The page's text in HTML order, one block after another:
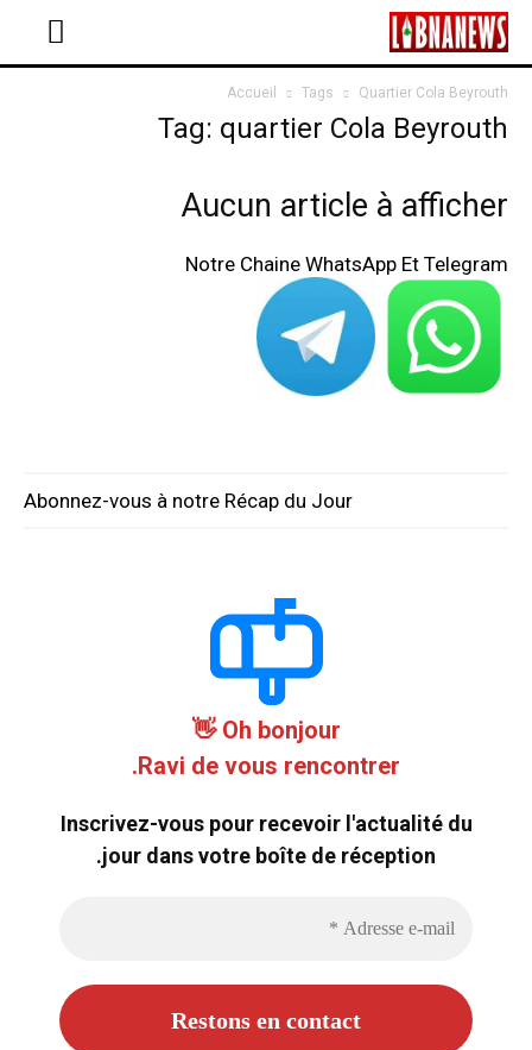
Accueil Tags Quartier Cola Beyrouth
Tag: quartier Cola Beyrouth
Aucun article à afficher
Notre Chaine WhatsApp Et Telegram
Abonnez-vous à notre Récap du Jour
Oh bonjour 👋
Ravi de vous rencontrer.
Inscrivez-vous pour recevoir l'actualité du
jour dans votre boîte de réception.